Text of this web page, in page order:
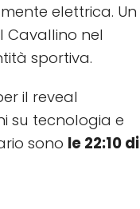
elettrica. Un
Cavallino nel
sportiva.
il reveal
su tecnologia e
sono le 22:10 di